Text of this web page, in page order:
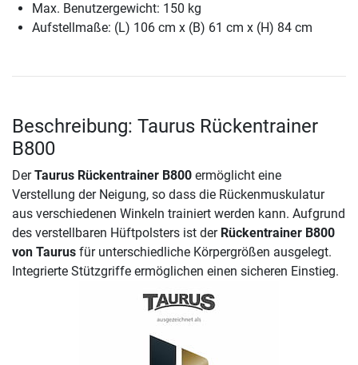
Max. Benutzergewicht: 150 kg
Aufstellmaße: (L) 106 cm x (B) 61 cm x (H) 84 cm
Beschreibung: Taurus Rückentrainer
B800
DerTaurus Rückentrainer B800 ermöglicht eine
Verstellung der Neigung, so dass die Rückenmuskulatur
aus verschiedenen Winkeln trainiert werden kann. Aufgrund
des verstellbaren Hüftpolsters ist der Rückentrainer B800
von Taurus für unterschiedliche Körpergrößen ausgelegt.
Integrierte Stützgriffe ermöglichen einen sicheren Einstieg.